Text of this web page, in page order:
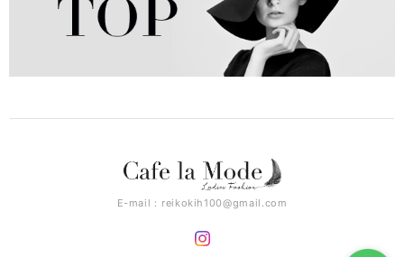
E-mail： reikokih100@gmail.com